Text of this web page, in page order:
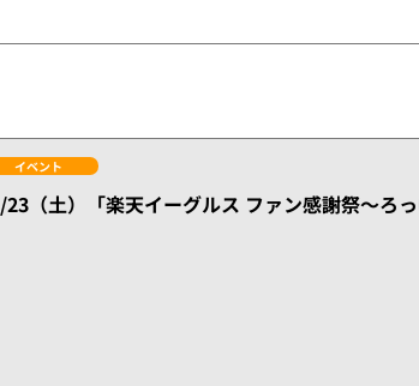
イベント
（土）「楽天イーグルス ファン感謝祭～ろ